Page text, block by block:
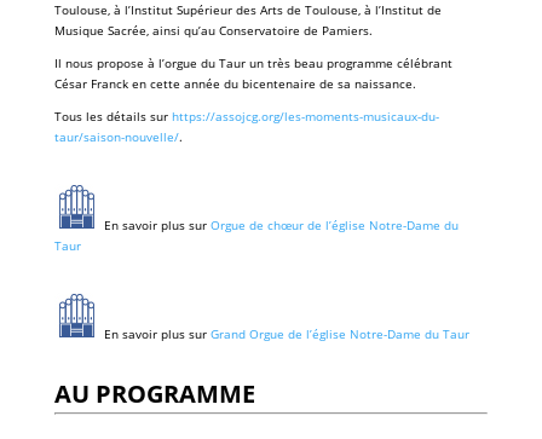
Toulouse, à l’Institut Supérieur des Arts de Toulouse, à l’Institut de
Musique Sacrée, ainsi qu’au Conservatoire de Pamiers.
Il nous propose à l’orgue du Taur un très beau programme célébrant
César Franck en cette année du bicentenaire de sa naissance.
Tous les détails sur https://assojcg.org/les-moments-musicaux-du-
taur/saison-nouvelle/.
En savoir plus sur Orgue de chœur de l’église Notre-Dame du
Taur
En savoir plus sur Grand Orgue de l’église Notre-Dame du Taur
AU PROGRAMME